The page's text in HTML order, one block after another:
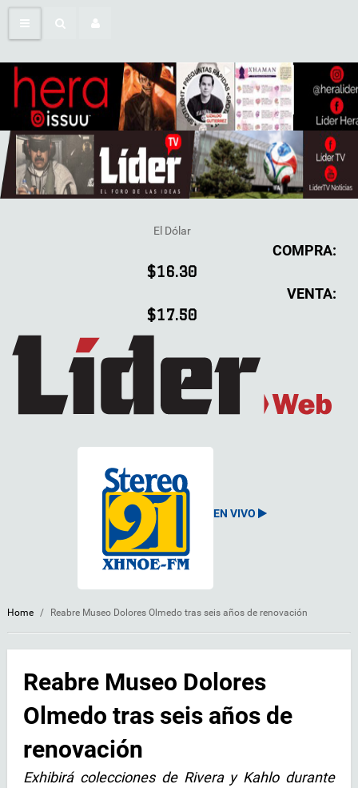
El Dólar
COMPRA:
$16.30
VENTA:
$17.50
EN VIVO
Home / Reabre Museo Dolores Olmedo tras seis años de renovación
Reabre Museo Dolores
Olmedo tras seis años de
renovación
Exhibirá colecciones de Rivera y Kahlo durante